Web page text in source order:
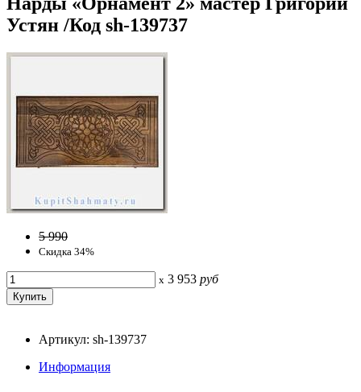
Устян /Код sh-139737
5 990
Скидка 34%
x 3 953 руб
Артикул: sh-139737
Информация